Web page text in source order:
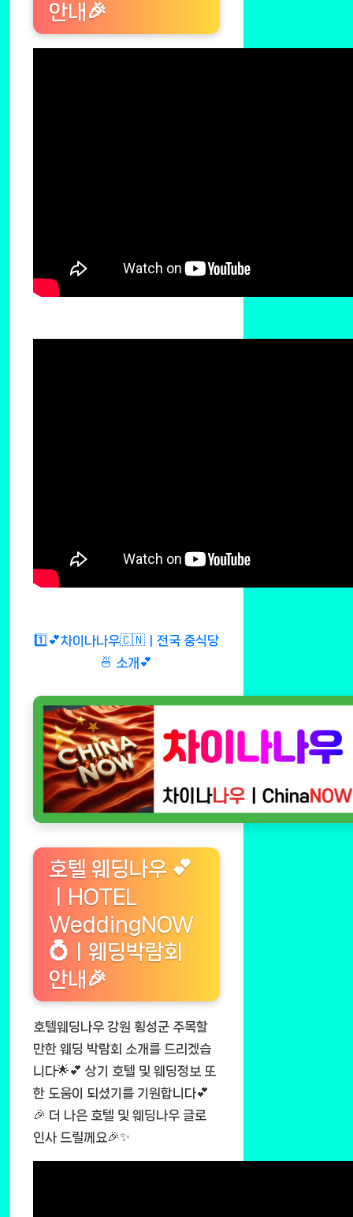
안내🎉
1️⃣💕차이나나우🇨🇳ㅣ전국 중식당
🍜 소개💕
호텔 웨딩나우 💕
ㅣHOTEL
WeddingNOW
💍ㅣ웨딩박람회
안내🎉
호텔웨딩나우 강원 횡성군 주목할
만한 웨딩 박람회 소개를 드리겠습
니다🌟💕 상기 호텔 및 웨딩정보 또
한 도움이 되셨기를 기원합니다💕
🎉 더 나은 호텔 및 웨딩나우 글로
인사 드릴께요🎉✨